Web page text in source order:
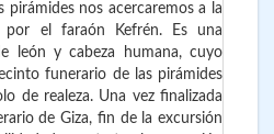
pirámides nos acercaremos a la
por el faraón Kefrén. Es una
león y cabeza humana, cuyo
funerario de las pirámides
de realeza. Una vez finalizada
de Giza, fin de la excursión